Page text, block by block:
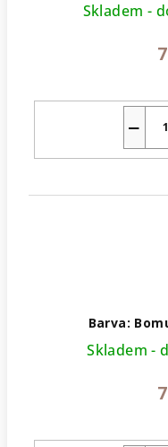
Skladem -
−
Barva:
Skladem -